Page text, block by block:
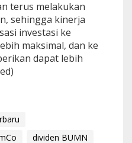
terus melakukan
sehingga kinerja
investasi ke
maksimal, dan ke
dapat lebih
dividen BUMN